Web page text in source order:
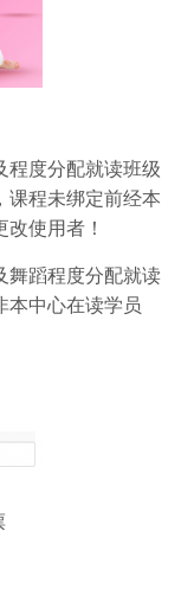
度分配就读班级
程未绑定前经本
使用者！
蹈程度分配就读
中心在读学员